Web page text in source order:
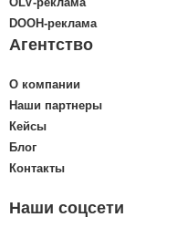
DOOH‑реклама
Агентство
О компании
Наши партнеры
Кейсы
Блог
Контакты
Наши соцсети